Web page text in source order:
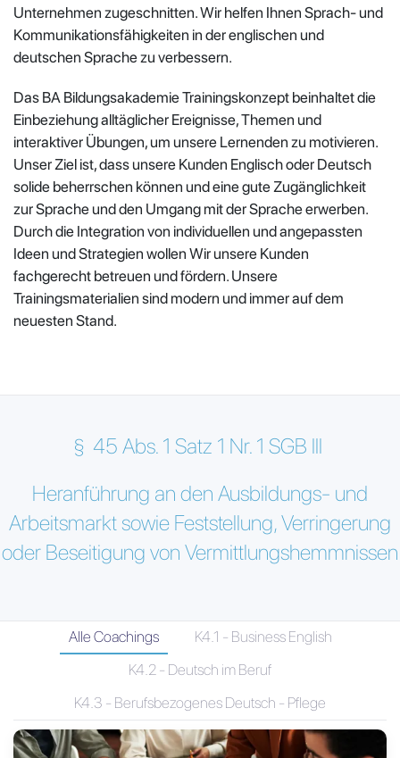
Unternehmen zugeschnitten. Wir helfen Ihnen Sprach- und
Kommunikationsfähigkeiten in der englischen und
deutschen Sprache zu verbessern.
Das BA Bildungsakademie Trainingskonzept beinhaltet die
Einbeziehung alltäglicher Ereignisse, Themen und
interaktiver Übungen, um unsere Lernenden zu motivieren.
Unser Ziel ist, dass unsere Kunden Englisch oder Deutsch
solide beherrschen können und eine gute Zugänglichkeit
zur Sprache und den Umgang mit der Sprache erwerben.
Durch die Integration von individuellen und angepassten
Ideen und Strategien wollen Wir unsere Kunden
fachgerecht betreuen und fördern. Unsere
Trainingsmaterialien sind modern und immer auf dem
neuesten Stand.
§ 45 Abs. 1 Satz 1 Nr. 1 SGB III
Heranführung an den Ausbildungs- und
Arbeitsmarkt sowie Feststellung, Verringerung
oder Beseitigung von Vermittlungshemmnissen
Alle Coachings
K4.1 - Business English
K4.2 - Deutsch im Beruf
K4.3 - Berufsbezogenes Deutsch - Pflege